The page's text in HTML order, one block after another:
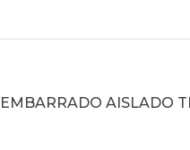
EMBARRADO AISLADO